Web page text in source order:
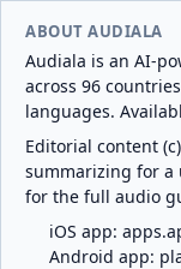
ABOUT AUDIALA
Audiala is an AI-
across 96
languages.
Editorial content
summarizing for a
for the full audio
iOS app:
Android app: